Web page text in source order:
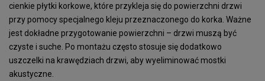
cienkie płytki korkowe, które przykleja się do powierzchni drzwi
przy pomocy specjalnego kleju przeznaczonego do korka. Ważne
jest dokładne przygotowanie powierzchni – drzwi muszą być
czyste i suche. Po montażu często stosuje się dodatkowo
uszczelki na krawędziach drzwi, aby wyeliminować mostki
akustyczne.